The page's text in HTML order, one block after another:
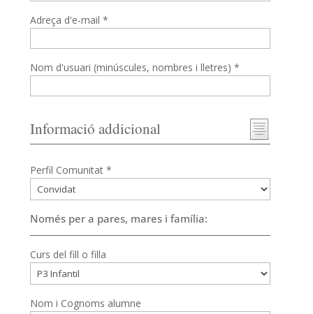
Adreça d'e-mail *
Nom d'usuari (minúscules, nombres i lletres) *
Informació addicional
Perfil Comunitat *
Només per a pares, mares i família:
Curs del fill o filla
Nom i Cognoms alumne